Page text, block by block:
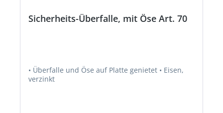
Sicherheits-Überfalle, mit Öse Art. 70
• Überfalle und Öse auf Platte genietet • Eisen,
verzinkt